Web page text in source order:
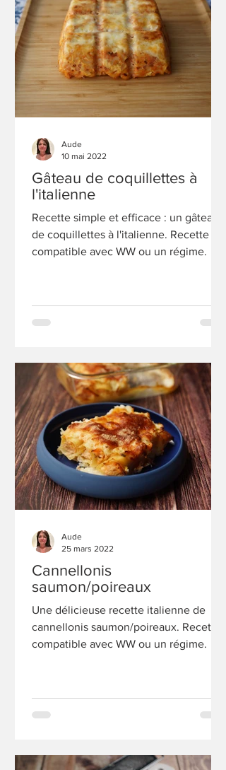
Gâteau de coquillettes à
l'italienne
Recette simple et efficace : un gâteau
de coquillettes à l'italienne. Recette
compatible avec WW ou un régime.
Aude
10 mai 2022
Cannellonis
saumon/poireaux
Une délicieuse recette italienne de
cannellonis saumon/poireaux. Recette
compatible avec WW ou un régime.
Aude
25 mars 2022